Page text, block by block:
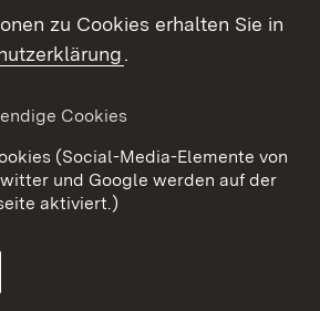
Datenschutz
Cookies
zu Cookies erhalten Sie in
.
Cookies
(Social-Media-Elemente von
und Google werden auf der
aktiviert.)